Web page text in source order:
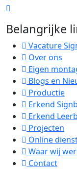
Belangrijke
Vacature
Over ons
Eigen
Blogs en
Productie
Erkend
Erkend
Projecten
Online
Waar wij
Contact